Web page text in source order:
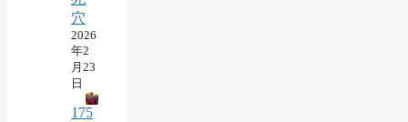
穴
2026
年2
月23
日
175